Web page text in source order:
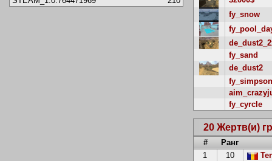
fy_snow
fy_sand
de_dust2
fy_cyrcle
20 Жертв(и)
#
Ранг
1
10